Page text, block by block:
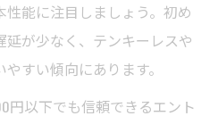
ンに合うキーボードタイ
ンと相性の良い快適な打
能に注目しましょう。初め
が少なく、テンキーレスや
すい傾向にあります。
円以下でも信頼できるエント